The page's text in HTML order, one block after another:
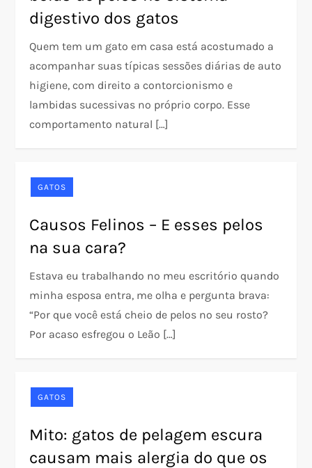
digestivo dos gatos
Quem tem um gato em casa está acostumado a
acompanhar suas típicas sessões diárias de auto
higiene, com direito a contorcionismo e
lambidas sucessivas no próprio corpo. Esse
comportamento natural […]
GATOS
Causos Felinos – E esses pelos
na sua cara?
Estava eu trabalhando no meu escritório quando
minha esposa entra, me olha e pergunta brava:
“Por que você está cheio de pelos no seu rosto?
Por acaso esfregou o Leão […]
GATOS
Mito: gatos de pelagem escura
causam mais alergia do que os